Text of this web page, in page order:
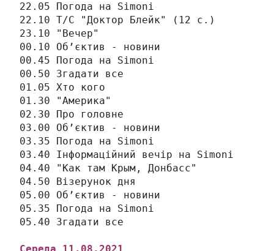
22.05 Погода на Simonі
22.10 Т/С "Доктор Блейк" (12 с.)
23.10 "Вечер"
00.10 Об’єктив - новини
00.45 Погода на Simonі
00.50 Згадати все
01.05 Хто кого
01.30 "Америка"
02.30 Про головне
03.00 Об’єктив - новини
03.35 Погода на Simonі
03.40 Інформаційний вечір на Simonі
04.40 "Как там Крым, Донбасс"
04.50 Візерунок дня
05.00 Об’єктив - новини
05.35 Погода на Simonі